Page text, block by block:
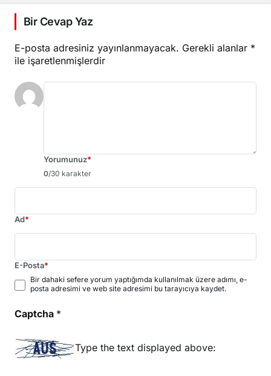
Bir Cevap Yaz
E-posta adresiniz yayınlanmayacak. Gerekli alanlar *
ile işaretlenmişlerdir
Yorumunuz*
0/30 karakter
Ad*
E-Posta*
Bir dahaki sefere yorum yaptığımda kullanılmak üzere adımı, e-
posta adresimi ve web site adresimi bu tarayıcıya kaydet.
Captcha *
Type the text displayed above: